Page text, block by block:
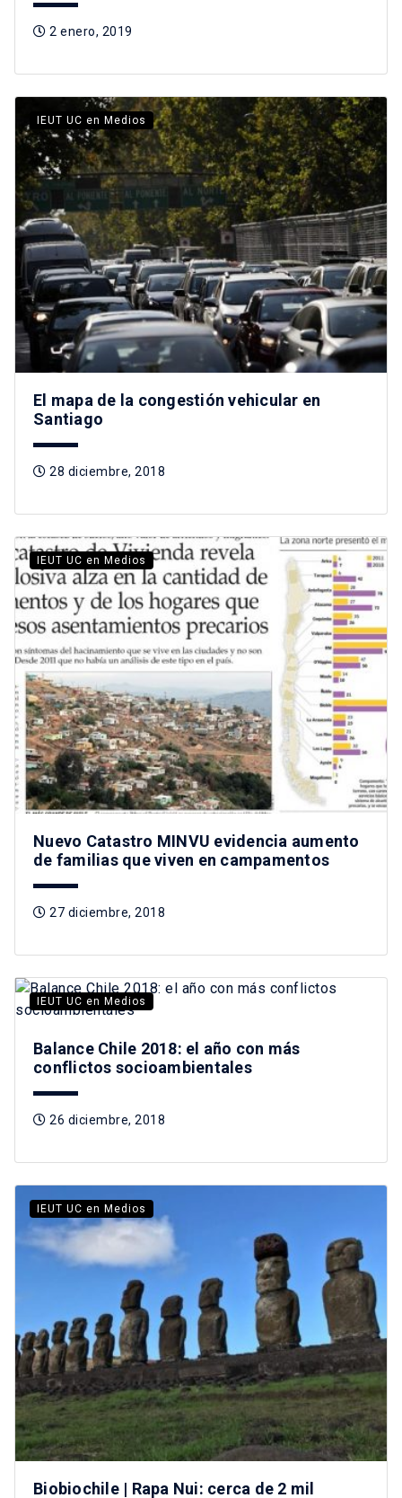
2 enero, 2019
IEUT UC en Medios
El mapa de la congestión vehicular en
Santiago
28 diciembre, 2018
IEUT UC en Medios
Nuevo Catastro MINVU evidencia aumento
de familias que viven en campamentos
27 diciembre, 2018
IEUT UC en Medios
Balance Chile 2018: el año con más
conflictos socioambientales
26 diciembre, 2018
IEUT UC en Medios
Biobiochile | Rapa Nui: cerca de 2 mil